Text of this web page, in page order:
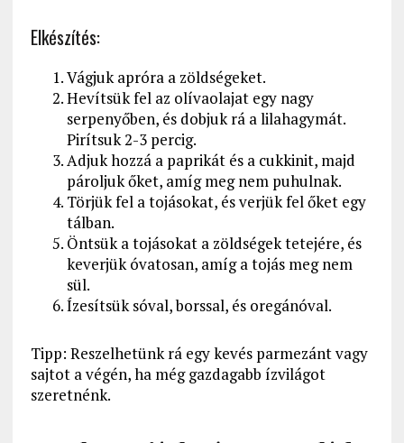
Elkészítés:
Vágjuk apróra a zöldségeket.
Hevítsük fel az olívaolajat egy nagy
serpenyőben, és dobjuk rá a lilahagymát.
Pirítsuk 2-3 percig.
Adjuk hozzá a paprikát és a cukkinit, majd
pároljuk őket, amíg meg nem puhulnak.
Törjük fel a tojásokat, és verjük fel őket egy
tálban.
Öntsük a tojásokat a zöldségek tetejére, és
keverjük óvatosan, amíg a tojás meg nem
sül.
Ízesítsük sóval, borssal, és oregánóval.
Tipp: Reszelhetünk rá egy kevés parmezánt vagy
sajtot a végén, ha még gazdagabb ízvilágot
szeretnénk.